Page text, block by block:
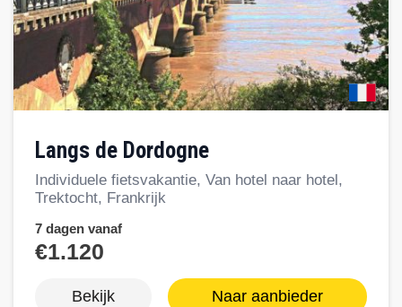
Langs de Dordogne
Individuele fietsvakantie, Van hotel naar hotel,
Trektocht, Frankrijk
7 dagen vanaf
€1.120
Bekijk Naar aanbieder